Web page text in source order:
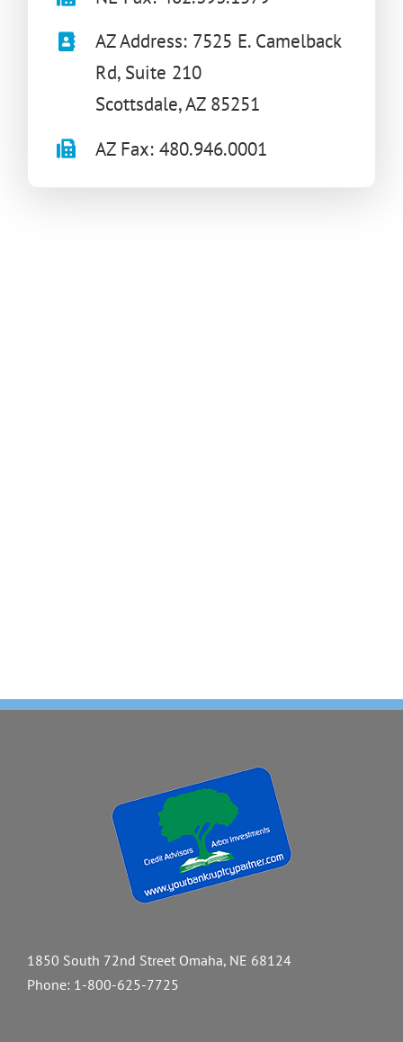
AZ Address: 7525 E. Camelback
Rd, Suite 210
Scottsdale, AZ 85251
AZ Fax: 480.946.0001
1850 South 72nd Street Omaha, NE 68124
Phone: 1-800-625-7725